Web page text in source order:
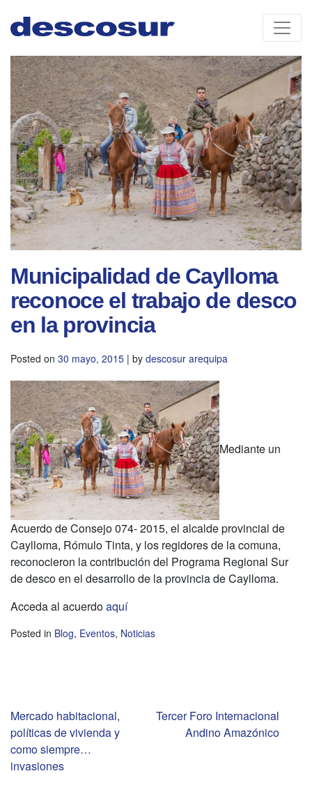
content
Municipalidad de Caylloma
reconoce el trabajo de desco
en la provincia
Posted on 30 mayo, 2015 | by descosur arequipa
Mediante un
Acuerdo de Consejo 074- 2015, el alcalde provincial de
Caylloma, Rómulo Tinta, y los regidores de la comuna,
reconocieron la contribución del Programa Regional Sur
de desco en el desarrollo de la provincia de Caylloma.
Acceda al acuerdoaquí
Posted in Blog, Eventos, Noticias
Navegación
de
Mercado habitacional,
políticas de vivienda y
como siempre…
invasiones
Tercer Foro Internacional
Andino Amazónico